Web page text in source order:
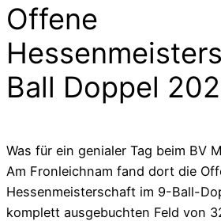
Offene
Ball Doppel
Was für ein genialer Tag beim BV
Am Fronleichnam fand dort die
Hessenmeisterschaft im 9-Ball-
komplett ausgebuchten Feld von